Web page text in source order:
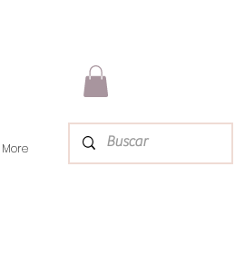
More